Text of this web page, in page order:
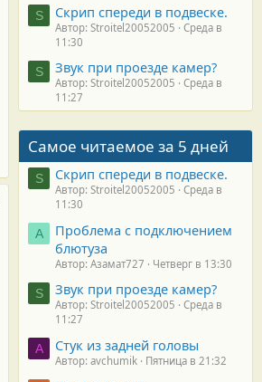
S Скрип спереди в подвеске.
Автор: Stroitel20052005
Среда в
11:30
S Звук при проезде камер?
Автор: Stroitel20052005
Среда в
11:27
Самое читаемое за 5 дней
S Скрип спереди в подвеске.
Автор: Stroitel20052005
Среда в
11:30
А
Проблема с подключением
блютуза
Автор: Азамат727 Четверг в 13:30
S Звук при проезде камер?
Автор: Stroitel20052005
Среда в
11:27
A Стук из задней головы
Автор: avchumik Пятница в 21:32